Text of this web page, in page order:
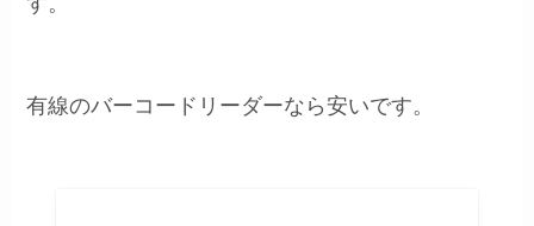
有線のバーコードリーダーなら安いです。